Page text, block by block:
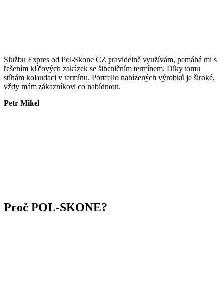
Službu Expres od Pol-Skone CZ pravidelně využívám, pomáhá mi s
řešením klíčových zakázek se šibeničním termínem. Díky tomu
stíhám kolaudaci v termínu. Portfolio nabízených výrobků je široké,
vždy mám zákazníkovi co nabídnout.
Petr Mikel
Proč POL-SKONE?